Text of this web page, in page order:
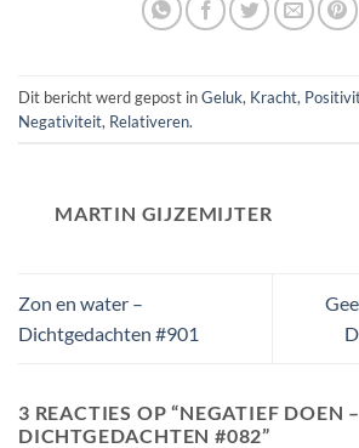
Dit bericht werd gepost inGeluk, Kracht,
Negativiteit, Relativeren.
MARTIN GIJZEMIJTER
Zon en water –
Dichtgedachten #901
3 REACTIES OP “NEGATIEF DOEN –
DICHTGEDACHTEN #082”